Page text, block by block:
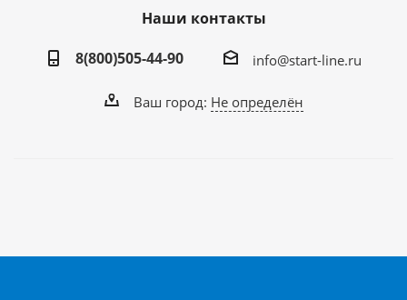
Наши контакты
8(800)505-44-90
info@start-line.ru
Ваш город: Не определён